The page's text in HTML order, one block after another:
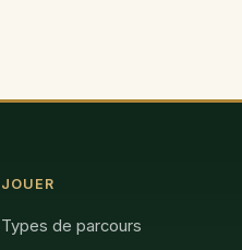
JOUER
Types de parcours